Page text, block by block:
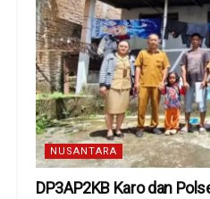
NUSANTARA
DP3AP2KB Karo dan